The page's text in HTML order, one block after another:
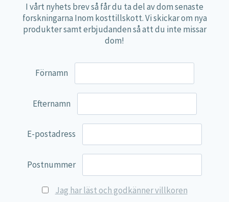
Kenkou Selfcare
Green Trade
Mage & Tarm
Stressad & Trött
Muskler & Leder
Hjärna & Minne
I vårt nyhets brev så får du ta del av dom senaste
forskningarna Inom kosttillskott. Vi skickar om nya
produkter samt erbjudanden så att du inte missar
dom!
Förnamn
Efternamn
E-postadress
Postnummer
Jag har läst och godkänner villkoren